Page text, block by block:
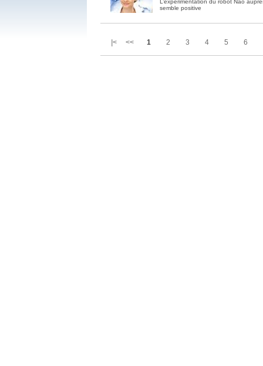
L’expérimentation du robot Nao
semble positive
|< << 1 2 3 4 5 6